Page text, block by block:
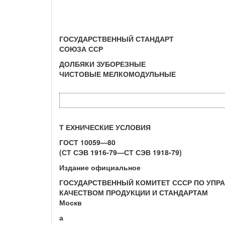
ГОСУДАРСТВЕННЫЙ СТАНДАРТ
СОЮЗА ССР
ДОЛБЯКИ ЗУБОРЕЗНЫЕ
ЧИСТОВЫЕ МЕЛКОМОДУЛЬНЫЕ
Т ЕХНИЧЕСКИЕ УСЛОВИЯ
ГОСТ 10059—80
(СТ СЭВ 1916-79—СТ СЭВ 1918-79)
Издание официальное
ГОСУДАРСТВЕННЫЙ КОМИТЕТ СССР ПО
КАЧЕСТВОМ ПРОДУКЦИИ И СТАНДАРТАМ
Москв
а